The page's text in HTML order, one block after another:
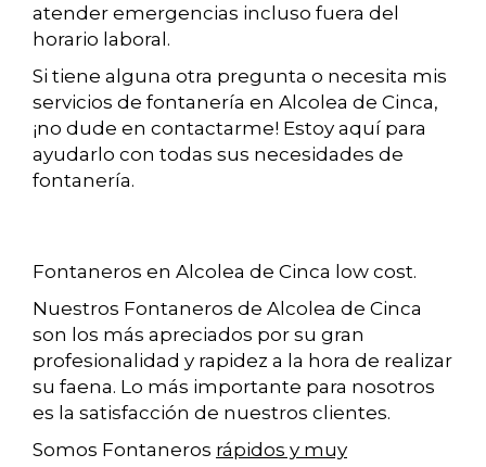
atender emergencias incluso fuera del
horario laboral.
Si tiene alguna otra pregunta o necesita mis
servicios de fontanería en Alcolea de Cinca,
¡no dude en contactarme! Estoy aquí para
ayudarlo con todas sus necesidades de
fontanería.
Fontaneros en Alcolea de Cinca low cost.
Nuestros Fontaneros de Alcolea de Cinca
son los más apreciados por su gran
profesionalidad y rapidez a la hora de realizar
su faena. Lo más importante para nosotros
es la satisfacción de nuestros clientes.
Somos Fontaneros rápidos y muy